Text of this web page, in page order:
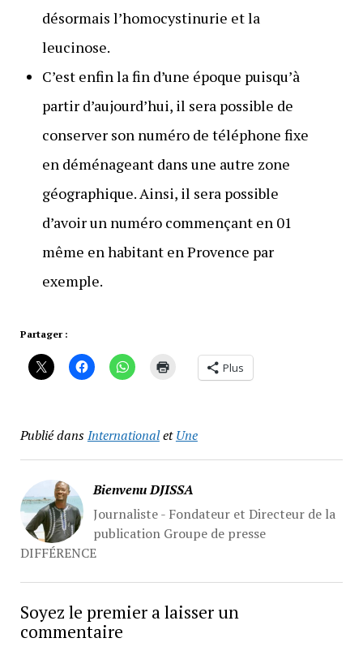
désormais l’homocystinurie et la
leucinose.
C’est enfin la fin d’une époque puisqu’à
partir d’aujourd’hui, il sera possible de
conserver son numéro de téléphone fixe
en déménageant dans une autre zone
géographique. Ainsi, il sera possible
d’avoir un numéro commençant en 01
même en habitant en Provence par
exemple.
Partager :
Plus
Publié dansInternationaletUne
Bienvenu DJISSA
Journaliste - Fondateur et Directeur de la
publication Groupe de presse
DIFFÉRENCE
Soyez le premier a laisser un
commentaire